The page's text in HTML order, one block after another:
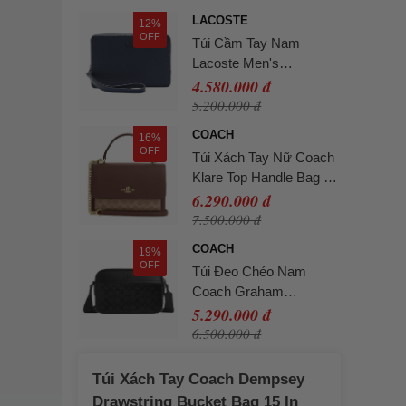
12%
OFF
LACOSTE
Túi Cầm Tay Nam
Lacoste Men's
Chantaco Piqué Bag
NH2922 - 021 Màu Xanh
4.580.000 đ
5.200.000 đ
16%
OFF
COACH
Túi Xách Tay Nữ Coach
Klare Top Handle Bag In
Signature Canvas
Tan/Brown Màu Nâu
6.290.000 đ
7.500.000 đ
19%
OFF
COACH
Túi Đeo Chéo Nam
Coach Graham
Crossbody Bag In
Signature Canvas
5.290.000 đ
6.500.000 đ
Túi Xách Tay Coach Dempsey
Drawstring Bucket Bag 15 In